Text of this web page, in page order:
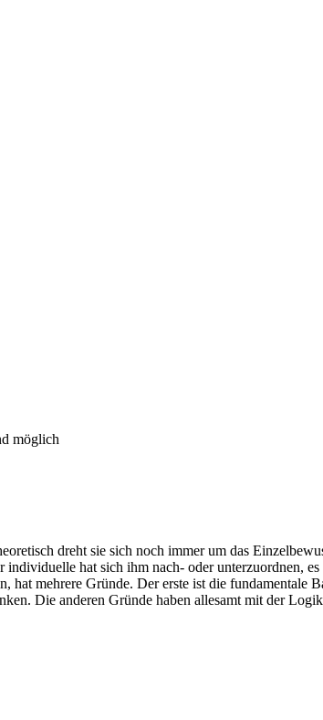
möglich
dreht sie sich noch immer um das
hat sich ihm nach- oder unterzuordnen,
hat mehrere Gründe. Der erste ist die
Die anderen Gründe haben allesamt mit der